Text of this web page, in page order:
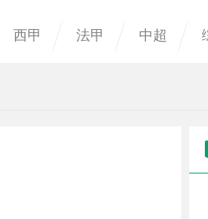
西甲 法甲 中超